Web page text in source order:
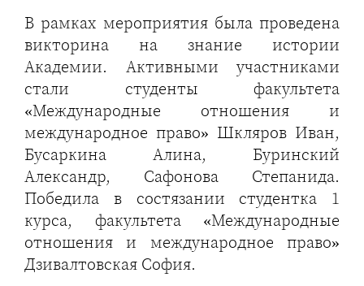
В рамках мероприятия была проведена
викторина на знание истории
Академии. Активными участниками
стали студенты факультета
«Международные отношения и
международное право» Шкляров Иван,
Бусаркина Алина, Буринский
Александр, Сафонова Степанида.
Победила в состязании студентка 1
курса, факультета «Международные
отношения и международное право»
Дзивалтовская София.